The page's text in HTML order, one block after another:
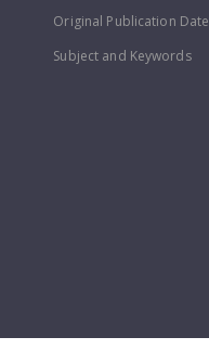
Original Publication Date
Subject and Keywords